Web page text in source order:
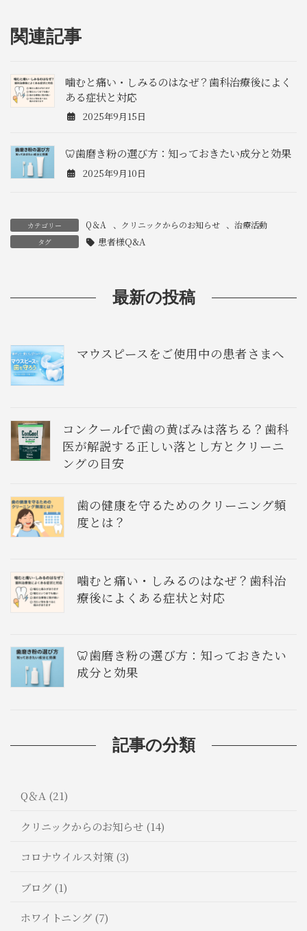
関連記事
噛むと痛い・しみるのはなぜ？歯科治療後によく
ある症状と対応
2025年9月15日
🦷歯磨き粉の選び方：知っておきたい成分と効果
2025年9月10日
カテゴリー Q＆A 、 クリニックからのお知らせ 、治療活動
タグ 患者様Q&A
最新の投稿
マウスピースをご使用中の患者さまへ
コンクールfで歯の黄ばみは落ちる？歯科
医が解説する正しい落とし方とクリーニ
ングの目安
歯の健康を守るためのクリーニング頻
度とは？
噛むと痛い・しみるのはなぜ？歯科治
療後によくある症状と対応
🦷歯磨き粉の選び方：知っておきたい
成分と効果
記事の分類
Q＆A (21)
クリニックからのお知らせ (14)
コロナウイルス対策 (3)
ブログ (1)
ホワイトニング (7)